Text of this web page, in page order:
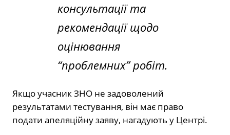
консультації та
рекомендації щодо
оцінювання
“проблемних” робіт.
Якщо учасник ЗНО не задоволений
результатами тестування, він має право
подати апеляційну заяву, нагадують у Центрі.